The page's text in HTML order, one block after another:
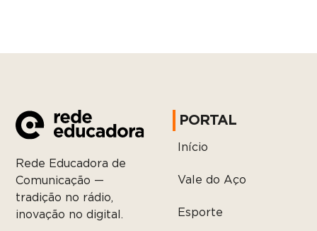
Rede Educadora de
Comunicação —
tradição no rádio,
inovação no digital.
PORTAL
Início
Vale do Aço
Esporte